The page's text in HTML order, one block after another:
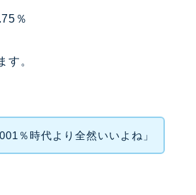
％
す。
％時代より全然いいよね」